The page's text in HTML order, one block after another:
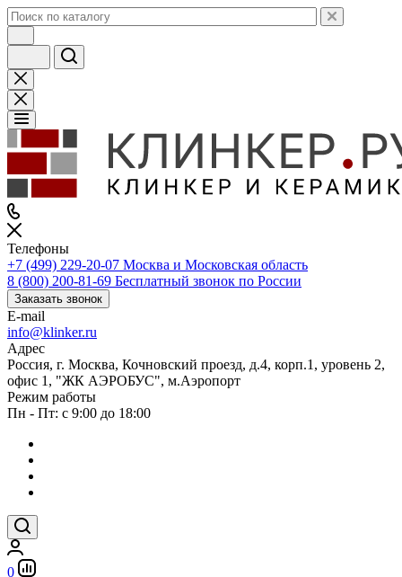
Телефоны
+7 (499) 229-20-07 Москва и Московская область
8 (800) 200-81-69 Бесплатный звонок по России
Заказать звонок
E-mail
info@klinker.ru
Адрес
Россия, г. Москва, Кочновский проезд, д.4, корп.1, уровень 2,
офис 1, "ЖК АЭРОБУС", м.Аэропорт
Режим работы
Пн - Пт: с 9:00 до 18:00
0